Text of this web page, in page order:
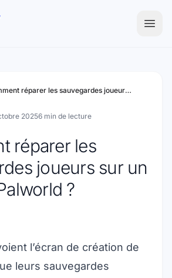
Comment réparer les sauvegardes joueurs sur un serveur Palworld ?
20256 min de lecture
réparer les
joueurs sur un
?
l’écran de création de
leurs sauvegardes